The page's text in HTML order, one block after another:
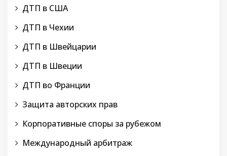
ДТП в США
ДТП в Чехии
ДТП в Швейцарии
ДТП в Швеции
ДТП во Франции
Защита авторских прав
Корпоративные споры за рубежом
Международный арбитраж